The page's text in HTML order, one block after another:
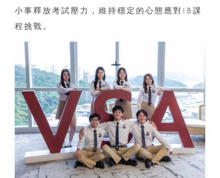
小事釋放考試壓力，維持穩定的心態應對IB課
程挑戰。